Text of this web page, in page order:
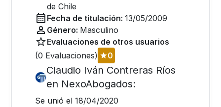
de Chile
Fecha de titulación: 13/05/2009
Género: Masculino
Evaluaciones de otros usuarios
(0 Evaluaciones) 0
Claudio Iván Contreras Ríos
en NexoAbogados:
Se unió el 18/04/2020